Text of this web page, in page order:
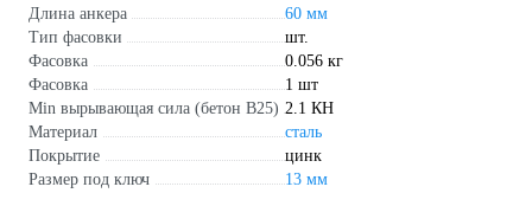
Длина анкера
60 мм
Тип фасовки
шт.
Фасовка
0.056 кг
Фасовка
1 шт
Min вырывающая сила (бетон B25) 2.1 КН
Материал
сталь
Покрытие
цинк
Размер под ключ
13 мм